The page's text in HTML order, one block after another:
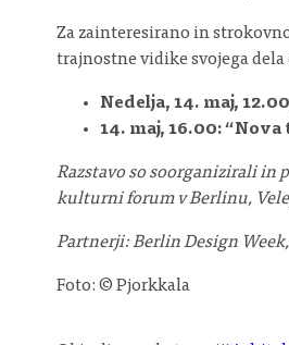
Za zainteresirano in
trajnostne vidike svojega
Nedelja, 14. maj,
14. maj, 16.00:
Razstavo so soorganizirali
kulturni forum v Berlinu,
Partnerji: Berlin Design
Foto: © Pjorkkala